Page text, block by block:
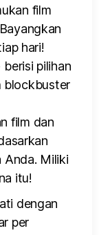
film
hari!
pilihan
blockbuster
film dan
Anda. Miliki
itu!
dengan
per